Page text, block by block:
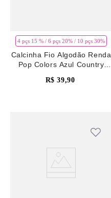
4 pçs 15 % / 6 pçs 20% / 10 pçs 30%
Calcinha Fio Algodão Renda
Pop Colors Azul Country
R$ 39,90